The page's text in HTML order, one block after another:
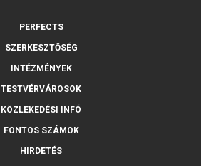
PERFECTS
SZERKESZTŐSÉG
INTÉZMÉNYEK
TESTVÉRVÁROSOK
KÖZLEKEDÉSI INFÓ
FONTOS SZÁMOK
HIRDETÉS